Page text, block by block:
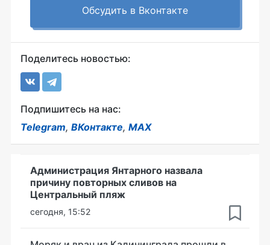
Обсудить в Вконтакте
Поделитесь новостью:
Подпишитесь на нас:
Telegram, ВКонтакте, MAX
Администрация Янтарного назвала
причину повторных сливов на
Центральный пляж
сегодня, 15:52